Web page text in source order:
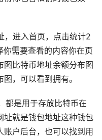
，进入首页，点击统计2
需要查看的内容你在页
图比特币地址余额分布图
，可以看到拥有。
都是用于存放比特币在
址就是钱包地址这种钱包
户后台，也可以找到用